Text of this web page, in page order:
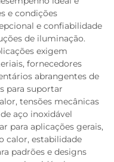
e condições
e confiabilidade
de iluminação.
exigem
fornecedores
abrangentes de
para suportar
tensões mecânicas
aço inoxidável
para aplicações gerais,
calor, estabilidade
padrões e designs